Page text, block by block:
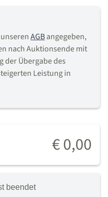
€ 0,00
beendet
AGBangegeben,
nach Auktionsende mit
der Übergabe des
Leistung in